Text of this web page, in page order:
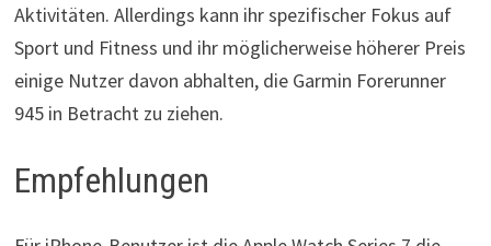
Aktivitäten. Allerdings kann ihr spezifischer Fokus auf
Sport und Fitness und ihr möglicherweise höherer Preis
einige Nutzer davon abhalten, die Garmin Forerunner
945 in Betracht zu ziehen.
Empfehlungen